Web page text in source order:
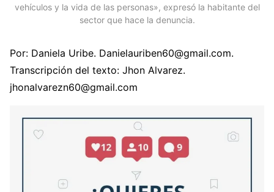
vehículos y la vida de las personas», expresó la habitante del
sector que hace la denuncia.
Por: Daniela Uribe. Danielauriben60@gmail.com.
Transcripción del texto: Jhon Alvarez.
jhonalvarezn60@gmail.com